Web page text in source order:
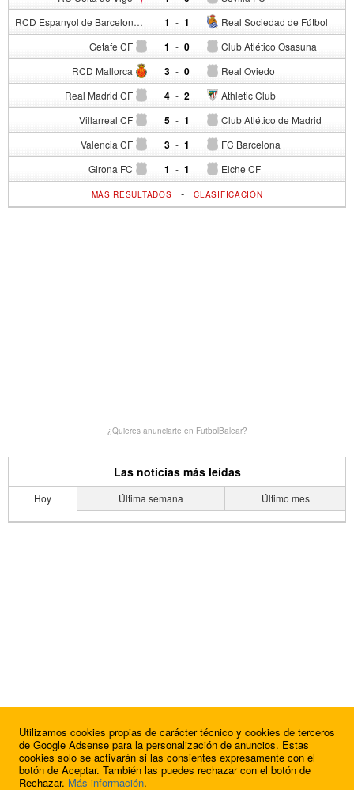
RCD Espanyol de Barcelona 1 - Real Sociedad de Fútbol
1
Getafe CF 1 - Club Atlético Osasuna
0
RCD Mallorca 3 - Real Oviedo
0
Real Madrid CF 4 - Athletic Club
2
Villarreal CF 5 - Club Atlético de Madrid
1
Valencia CF 3 - FC Barcelona
1
Girona FC 1 - Elche CF
1
MÁS RESULTADOS -CLASIFICACIÓN
¿Quieres anunciarte en FutbolBalear?
Las noticias más leídas
Hoy Última semana Último mes
Utilizamos cookies propias de carácter técnico y cookies de terceros
de Google Adsense para la personalización de anuncios. Estas
cookies solo se activarán si las consientes expresamente con el
botón de Aceptar. También las puedes rechazar con el botón de
Rechazar. Más información.